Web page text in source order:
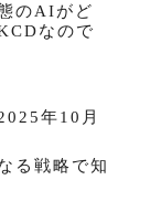
のAIがど
なので
年10 月
る戦略で知